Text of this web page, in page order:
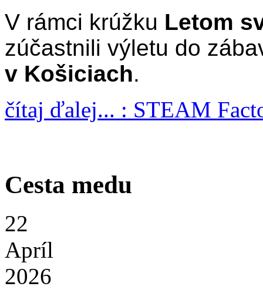
V rámci krúžku Letom
zúčastnili výletu do
v Košiciach.
čítaj ďalej... : STEAM
Cesta medu
22
Apríl
2026